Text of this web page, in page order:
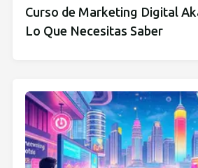
Curso de Marketing Digital
Lo Que Necesitas Saber